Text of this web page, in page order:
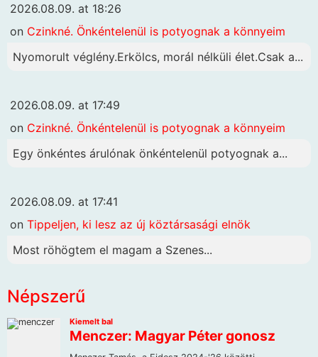
2026.08.09. at 18:26
on Czinkné. Önkéntelenül is potyognak a könnyeim
Nyomorult véglény.Erkölcs, morál nélküli élet.Csak a...
2026.08.09. at 17:49
on Czinkné. Önkéntelenül is potyognak a könnyeim
Egy önkéntes árulónak önkéntelenül potyognak a...
2026.08.09. at 17:41
on Tippeljen, ki lesz az új köztársasági elnök
Most röhögtem el magam a Szenes...
Népszerű